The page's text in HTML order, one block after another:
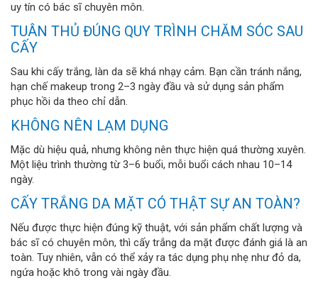
uy tín có bác sĩ chuyên môn.
TUÂN THỦ ĐÚNG QUY TRÌNH CHĂM SÓC SAU
CẤY
Sau khi cấy trắng, làn da sẽ khá nhạy cảm. Bạn cần tránh nắng,
hạn chế makeup trong 2–3 ngày đầu và sử dụng sản phẩm
phục hồi da theo chỉ dẫn.
KHÔNG NÊN LẠM DỤNG
Mặc dù hiệu quả, nhưng không nên thực hiện quá thường xuyên.
Một liệu trình thường từ 3–6 buổi, mỗi buổi cách nhau 10–14
ngày.
CẤY TRẮNG DA MẶT CÓ THẬT SỰ AN TOÀN?
Nếu được thực hiện đúng kỹ thuật, với sản phẩm chất lượng và
bác sĩ có chuyên môn, thì cấy trắng da mặt được đánh giá là an
toàn. Tuy nhiên, vẫn có thể xảy ra tác dụng phụ nhẹ như đỏ da,
ngứa hoặc khô trong vài ngày đầu.